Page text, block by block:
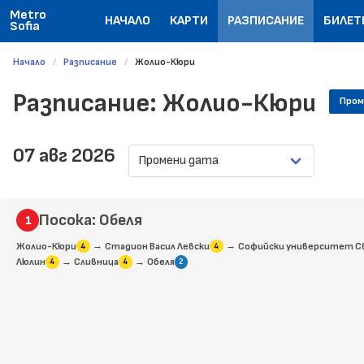
Metro
Sofia НАЧАЛО КАРТИ РАЗПИСАНИЕ
Начало Разписание Жолио-Кюри
Разписание: Жолио-Кюри
07 авг 2026
Посока: Обеля
Жолио-Кюри 4 → Стадион Васил Левски 4 → Софийски университет
Люлин 4 → Сливница 4 → Обеля 2